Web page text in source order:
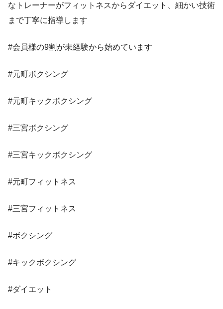
なトレーナーがフィットネスからダイエット、細かい技術
まで丁寧に指導します
#会員様の9割が未経験から始めています
#元町ボクシング
#元町キックボクシング
#三宮ボクシング
#三宮キックボクシング
#元町フィットネス
#三宮フィットネス
#ボクシング
#キックボクシング
#ダイエット